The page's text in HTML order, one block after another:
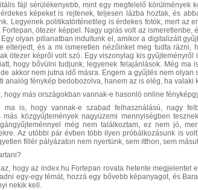
fájl sérülékenyebb, mint egy megfelelő körülmények
képeket is rejtenek, teljesen lázba hoztak, és
Legyenek politikatörténetileg is érdekes fotók, mert az
ötezer képpel. Nagy ugrás volt az ismeretlenbe,
olyan pillanatban indultunk el, amikor a digitalizált
elterjedt, és a mi ismeretlen nézőinket meg tudta rázni,
ötezer képről volt szó. Egy viszonylag kis
hogy bővülni tudjunk, legyenek felajánlások. Még ma
akkor nem jutna idő másra. Engem a gyűjtés nem
analóg fénykép bedobozolva, hanem az is elég, ha
hogy más országokban vannak-e hasonló online
is, hogy vannak-e szabad felhasználású, nagy
más közgyűjtemények nagyüzemi mennyiségben
még nem találkoztam, ez nem jó,
Az utóbbi pár évben több ilyen próbálkozásunk is
fillér pályázaton nem nyertünk, sem itthon, sem
hogy az index.hu Fortepan rovata hetente megjelentet
egy-egy témát, hozzá egy bővebb képanyagot, és
nekik kell.